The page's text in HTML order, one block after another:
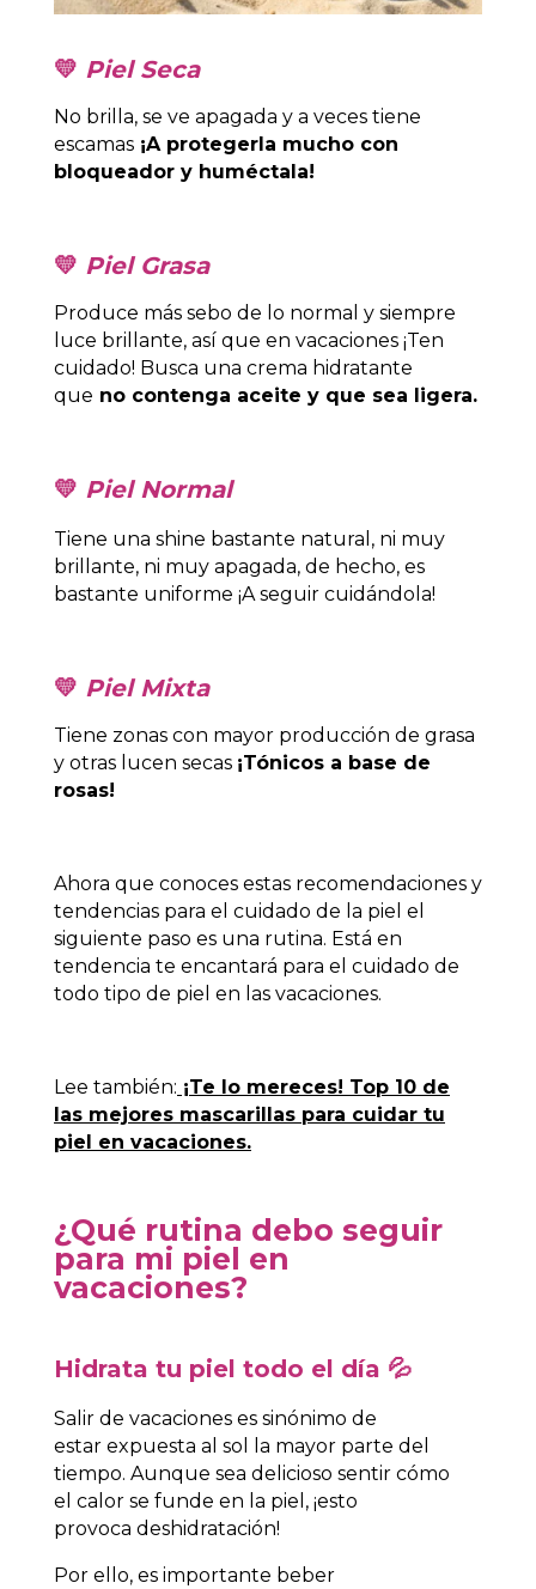
💛 Piel Seca
No brilla, se ve apagada y a veces tiene
escamas ¡A protegerla mucho con
bloqueador y huméctala!
💛 Piel Grasa
Produce más sebo de lo normal y siempre
luce brillante, así que en vacaciones ¡Ten
cuidado! Busca una crema hidratante
que no contenga aceite y que sea ligera.
💛 Piel Normal
Tiene una shine bastante natural, ni muy
brillante, ni muy apagada, de hecho, es
bastante uniforme ¡A seguir cuidándola!
💛 Piel Mixta
Tiene zonas con mayor producción de grasa
y otras lucen secas ¡Tónicos a base de
rosas!
Ahora que conoces estas recomendaciones y
tendencias para el cuidado de la piel el
siguiente paso es una rutina. Está en
tendencia te encantará para el cuidado de
todo tipo de piel en las vacaciones.
Lee también: ¡Te lo mereces! Top 10 de
las mejores mascarillas para cuidar tu
piel en vacaciones.
¿Qué rutina debo seguir
para mi piel en
vacaciones?
Hidrata tu piel todo el día 💦
Salir de vacaciones es sinónimo de
estar expuesta al sol la mayor parte del
tiempo. Aunque sea delicioso sentir cómo
el calor se funde en la piel, ¡esto
provoca deshidratación!
Por ello, es importante beber